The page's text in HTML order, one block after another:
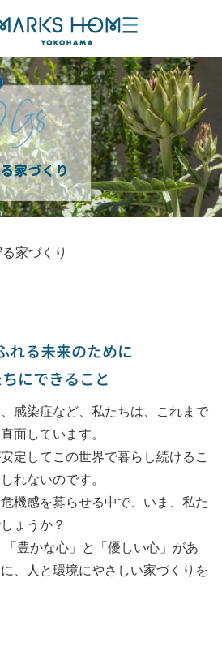
家づくり
家づくり
れる未来のために
にできること
感染症など、私たちは、これまで
面しています。
定してこの世界で暮らし続けるこ
れないのです。
機感を募らせる中で、いま、私た
ょうか？
豊かな心」と「優しい心」があ
、人と環境にやさしい家づくりを